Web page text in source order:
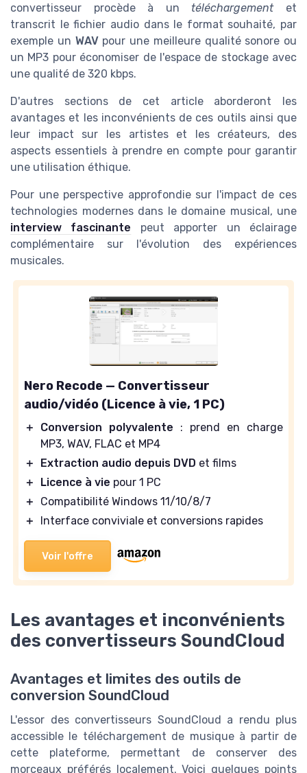
convertisseur procède à un téléchargementet
transcrit le fichier audio dans le format souhaité, par
exemple un WAVpour une meilleure qualité sonore ou
un MP3 pour économiser de l'espace de stockage avec
une qualité de 320 kbps.
D'autres sections de cet article aborderont les
avantages et les inconvénients de ces outils ainsi que
leur impact sur les artistes et les créateurs, des
aspects essentiels à prendre en compte pour garantir
une utilisation éthique.
Pour une perspective approfondie sur l'impact de ces
technologies modernes dans le domaine musical, une
interview fascinante peut apporter un éclairage
complémentaire sur l'évolution des expériences
musicales.
Nero Recode — Convertisseur
audio/vidéo (Licence à vie, 1 PC)
＋ Conversion polyvalente : prend en charge
MP3, WAV, FLAC et MP4
＋
Extraction audio depuis DVD et films
＋
Licence à vie pour 1 PC
＋
Compatibilité Windows 11/10/8/7
＋
Interface conviviale et conversions rapides
Voir l'offre
Les avantages et inconvénients
des convertisseurs SoundCloud
Avantages et limites des outils de
conversion SoundCloud
L'essor des convertisseurs SoundCloud a rendu plus
accessible le téléchargement de musique à partir de
cette plateforme, permettant de conserver des
morceaux préférés localement. Voici quelques points